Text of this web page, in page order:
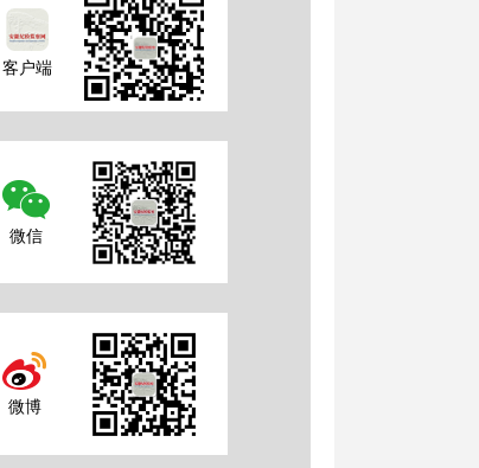
客户端
微信
微博